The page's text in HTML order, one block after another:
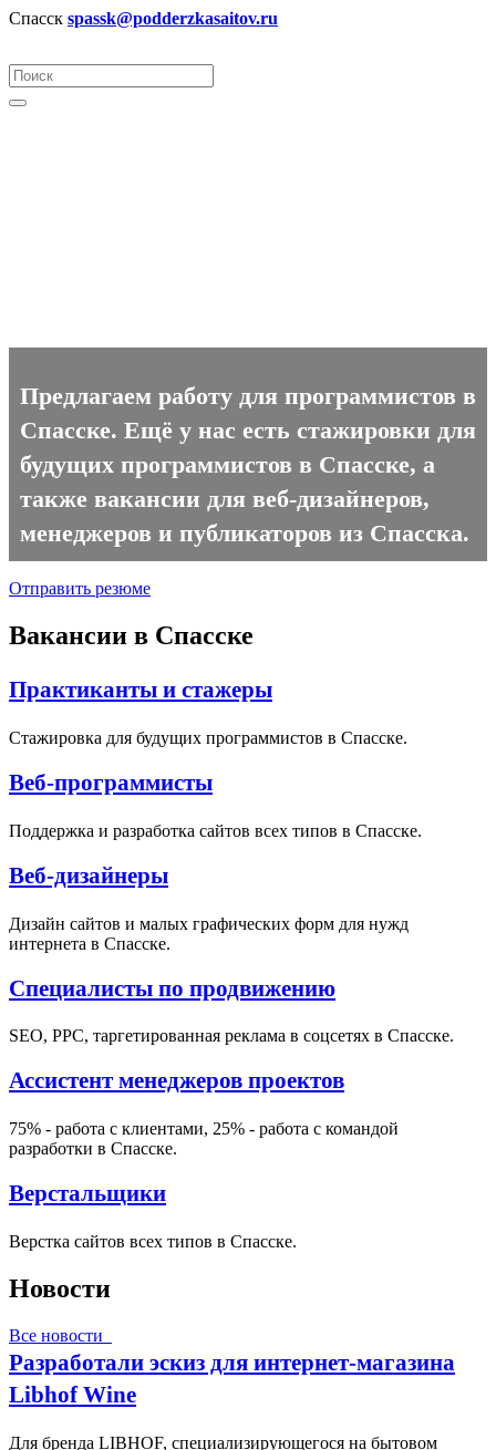
Спасск spassk@podderzkasaitov.ru
Предлагаем работу для программистов в
Спасске. Ещё у нас есть стажировки для
будущих программистов в Спасске, а
также вакансии для веб-дизайнеров,
менеджеров и публикаторов из Спасска.
Отправить резюме
Вакансии в Спасске
Практиканты и стажеры
Стажировка для будущих программистов в Спасске.
Веб-программисты
Поддержка и разработка сайтов всех типов в Спасске.
Веб-дизайнеры
Дизайн сайтов и малых графических форм для нужд
интернета в Спасске.
Специалисты по продвижению
SEO, PPC, таргетированная реклама в соцсетях в Спасске.
Ассистент менеджеров проектов
75% - работа с клиентами, 25% - работа с командой
разработки в Спасске.
Верстальщики
Верстка сайтов всех типов в Спасске.
Новости
Все новости
Разработали эскиз для интернет-магазина
Libhof Wine
Для бренда LIBHOF, специализирующегося на бытовом